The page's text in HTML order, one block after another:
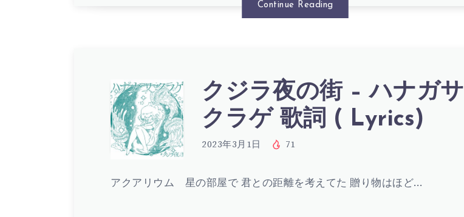
LYRICS)
前
逃
亡
街
–
マ
Continue Reading
ク
ジ
クジラ夜の街 – ハナガサ
クラゲ 歌詞 ( Lyrics)
2023年3月1日 71
アクアリウム 星の部屋で 君との距離を考えてた 贈り物はほど…